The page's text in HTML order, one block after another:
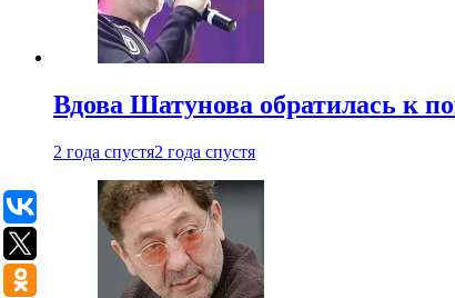
Вдова Шатунова обратилась к
2 года спустя2 года спустя